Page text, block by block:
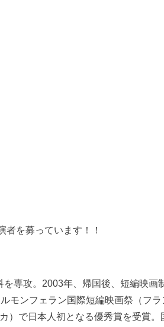
者を募っています！！
専攻。2003年、帰国後、短編映画
モンフェラン国際短編映画祭（フラ
）で日本人初となる優秀賞を受賞。